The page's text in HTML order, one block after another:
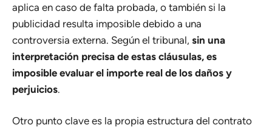
aplica en caso de falta probada, o también si la
publicidad resulta imposible debido a una
controversia externa. Según el tribunal, sin una
interpretación precisa de estas cláusulas, es
imposible evaluar el importe real de los daños y
perjuicios.
Otro punto clave es la propia estructura del contrato